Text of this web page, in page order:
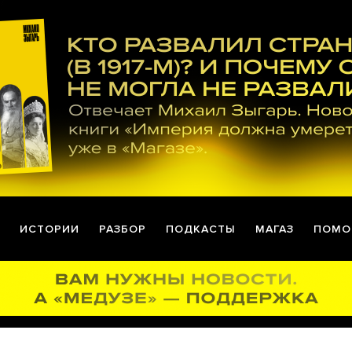
ИСТОРИИ РАЗБОР ПОДКАСТЫ МАГАЗ